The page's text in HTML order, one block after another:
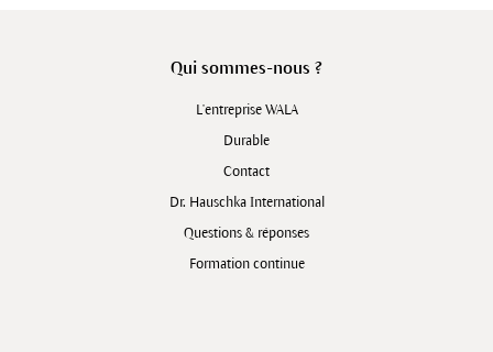
Qui sommes-nous ?
L'entreprise WALA
Durable
Contact
Dr. Hauschka International
Questions & réponses
Formation continue